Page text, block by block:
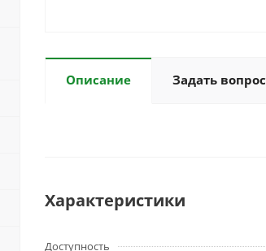
Описание Задать вопрос
Характеристики
Доступность